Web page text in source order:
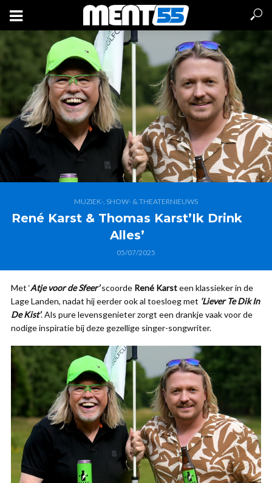
MUZIEK-, SHOW- & THEATERNIEUWS
René Karst & Thomas Karst’Ik Drink
Alles’
05/07/2025
Met ‘Atje voor de Sfeer’scoorde René Karsteen klassieker in de
Lage Landen, nadat hij eerder ook al toesloeg met ‘Liever Te Dik In
De Kist’. Als pure levensgenieter zorgt een drankje vaak voor de
nodige inspiratie bij deze gezellige singer-songwriter.